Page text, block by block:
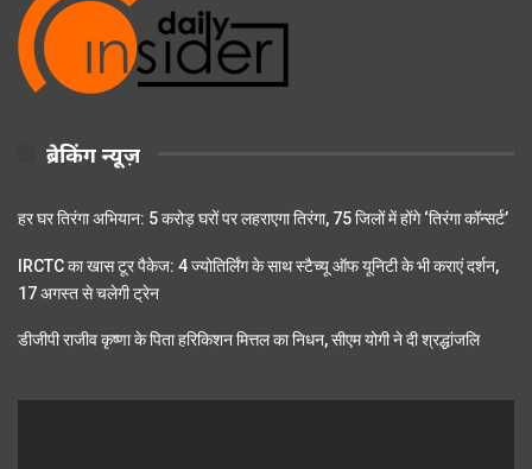
ब्रेकिंग न्यूज़
हर घर तिरंगा अभियान: 5 करोड़ घरों पर लहराएगा तिरंगा, 75 जिलों में होंगे ‘तिरंगा कॉन्सर्ट’
IRCTC का खास टूर पैकेज: 4 ज्योतिर्लिंग के साथ स्टैच्यू ऑफ यूनिटी के भी कराएं दर्शन,
17 अगस्त से चलेगी ट्रेन
डीजीपी राजीव कृष्णा के पिता हरिकिशन मित्तल का निधन, सीएम योगी ने दी श्रद्धांजलि